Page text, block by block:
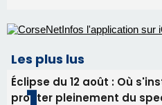
projection sous les
Alata - Soirée Tango
Benedetto